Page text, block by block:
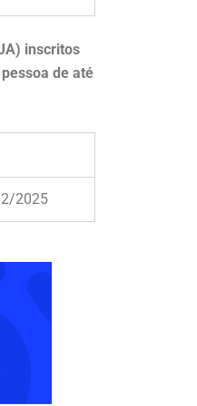
inscritos
de até
2025